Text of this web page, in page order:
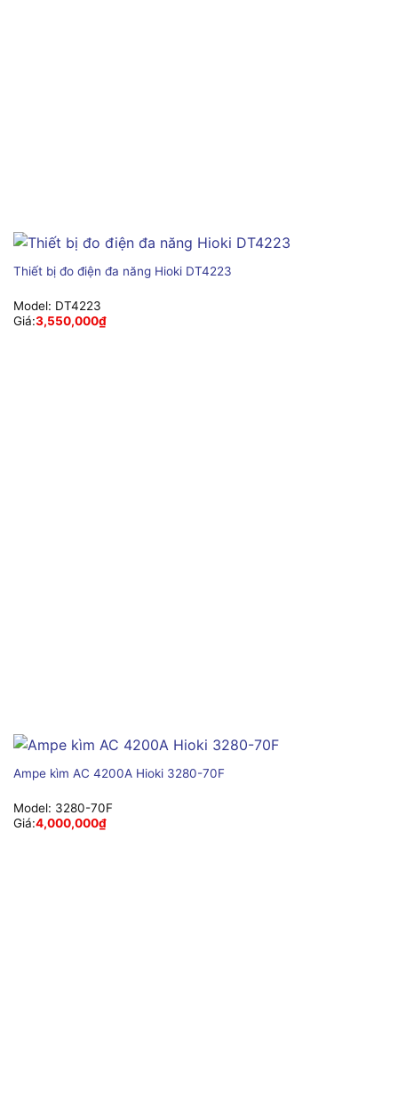
Thiết bị đo điện đa năng Hioki DT4223
Model: DT4223
Giá:3,550,000₫
Ampe kìm AC 4200A Hioki 3280-70F
Model: 3280-70F
Giá:4,000,000₫